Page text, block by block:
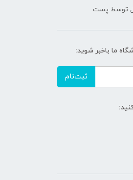
توسط پست
ما باخبر شوید:
ثبت‌نام